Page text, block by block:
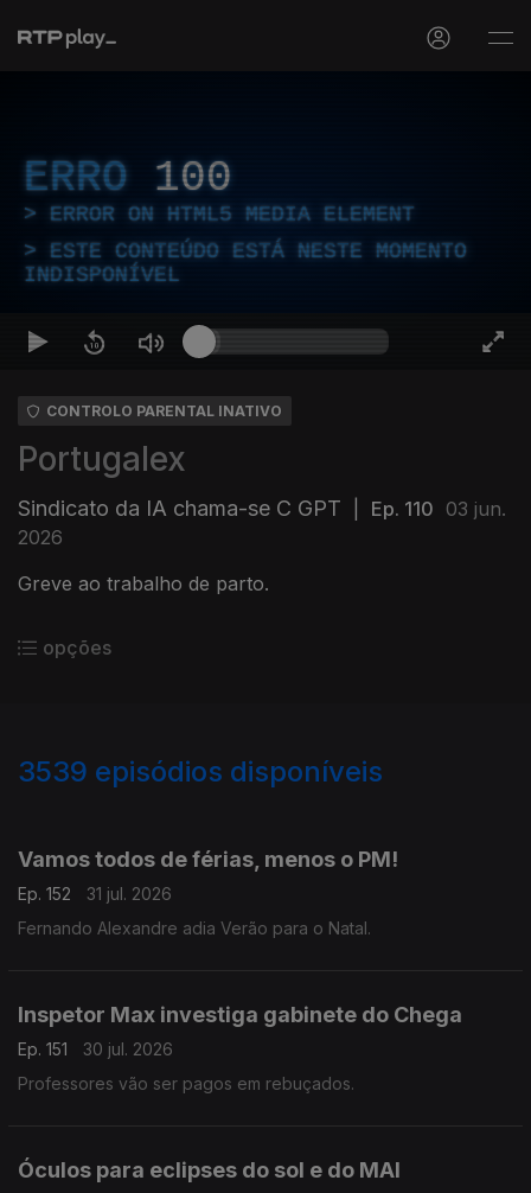
ERRO 100
ERROR ON HTML5 MEDIA ELEMENT
ESTE CONTEÚDO ESTÁ NESTE MOMENTO
INDISPONÍVEL
CONTROLO PARENTAL INATIVO
Portugalex
Sindicato da IA chama-se C GPT Ep. 110 03 jun.
2026
Greve ao trabalho de parto.
opções
3539 episódios disponíveis
Vamos todos de férias, menos o PM!
Ep. 152
31 jul. 2026
Fernando Alexandre adia Verão para o Natal.
Inspetor Max investiga gabinete do Chega
Ep. 151
30 jul. 2026
Professores vão ser pagos em rebuçados.
Óculos para eclipses do sol e do MAI